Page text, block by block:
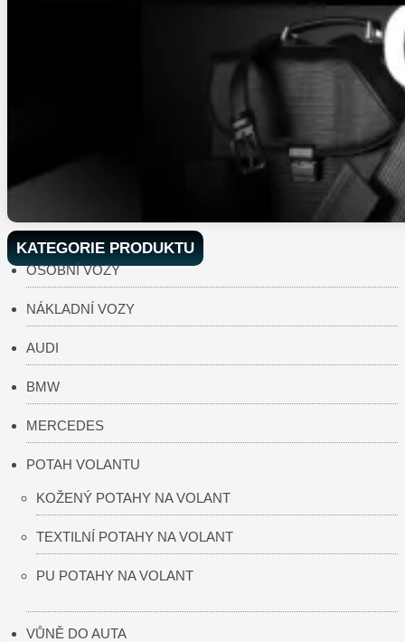
KATEGORIE PRODUKTU
OSOBNÍ VOZY
NÁKLADNÍ VOZY
AUDI
BMW
MERCEDES
POTAH VOLANTU
KOŽENÝ POTAHY NA VOLANT
TEXTILNÍ POTAHY NA VOLANT
PU POTAHY NA VOLANT
VŮNĚ DO AUTA